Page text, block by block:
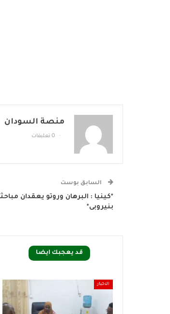
منصة السودان
0 تعليقات
السابق بوست
*كينيا : البرهان وروتو يعقدان
بنيروبى*
قد يعجبك ايضا
الاخبار